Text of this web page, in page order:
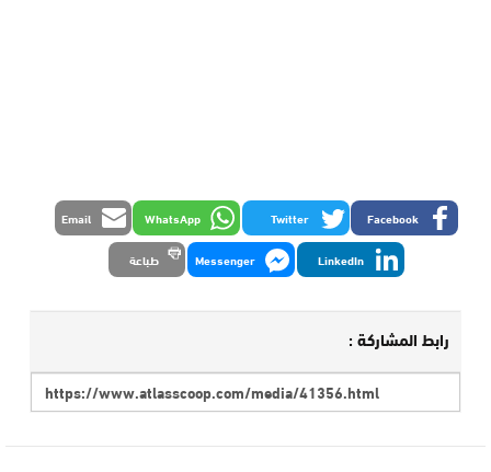
Facebook
Twitter
WhatsApp
Email
LinkedIn
Messenger طباعة
رابط المشاركة :